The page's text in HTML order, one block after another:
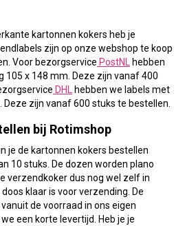
kartonnen kokers heb je
zijn op onze webshop te koop
Voor bezorgservice PostNL hebben
x 148 mm. Deze zijn vanaf 400
DHL hebben we labels met
zijn vanaf 600 stuks te bestellen.
bij Rotimshop
je de kartonnen kokers bestellen
10 stuks. De dozen worden plano
verzendkoker dus nog wel zelf in
klaar is voor verzending. De
de voorraad in ons eigen
een korte levertijd. Heb je je